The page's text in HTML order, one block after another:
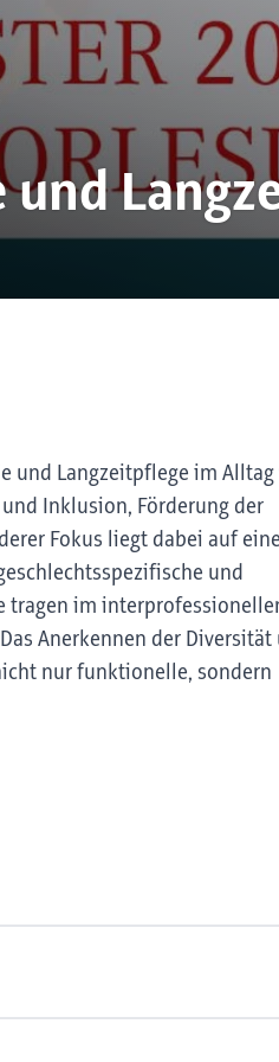
und Langzeitpflege im Alltag
Inklusion, Förderung der
Fokus liegt dabei auf
und
tragen im
Anerkennen der Diversität
nur funktionelle, sondern